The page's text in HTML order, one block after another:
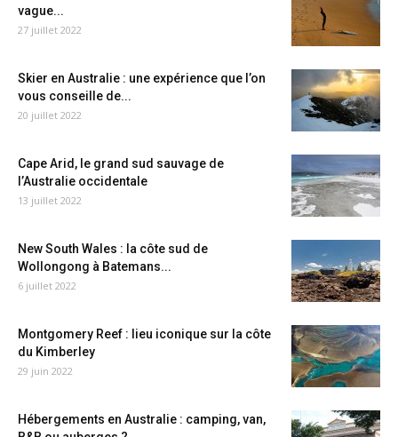
vague...
27 juillet 2022
Skier en Australie : une expérience que l’on
vous conseille de...
20 juillet 2022
Cape Arid, le grand sud sauvage de
l’Australie occidentale
13 juillet 2022
New South Wales : la côte sud de
Wollongong à Batemans...
6 juillet 2022
Montgomery Reef : lieu iconique sur la côte
du Kimberley
29 juin 2022
Hébergements en Australie : camping, van,